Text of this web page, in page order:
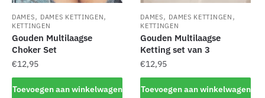
productpagina
DAMES, DAMES KETTINGEN,
KETTINGEN
Gouden Multilaagse
Choker Set
€12,95
Toevoegen aan winkelwagen
DAMES, DAMES KETTINGEN ,
KETTINGEN
Gouden Multilaagse
Ketting set van 3
€12,95
Toevoegen aan winkelwagen